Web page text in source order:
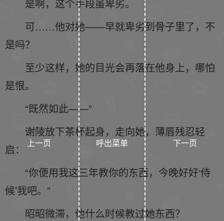
是啊，这个手段虽卑劣。
可……他对她——早就卑劣到骨子里了，不
是吗？
至少这样，她的目光会再落在他身上，哪怕
是恨。
“既然如此——”
谢陵放下茶杯起身，走向她，薄唇残忍轻
启：
“你便用我这三年教你的东西，今晚好好‘侍
候’我吧。”
昭昭微滞，他什么时候教过她东西？
上一页 下一页
呼出菜单